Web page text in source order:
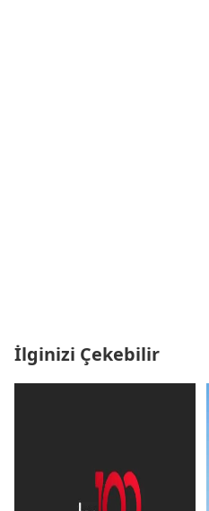
İlginizi Çekebilir